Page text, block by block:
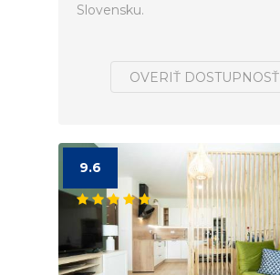
Slovensku.
OVERIŤ DOSTUPNOSŤ
9.6